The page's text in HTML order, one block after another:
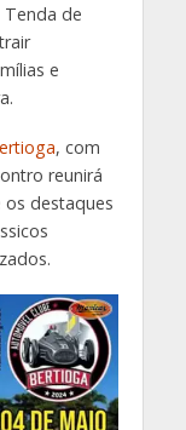
Tenda de
e
, com
reunirá
os destaques